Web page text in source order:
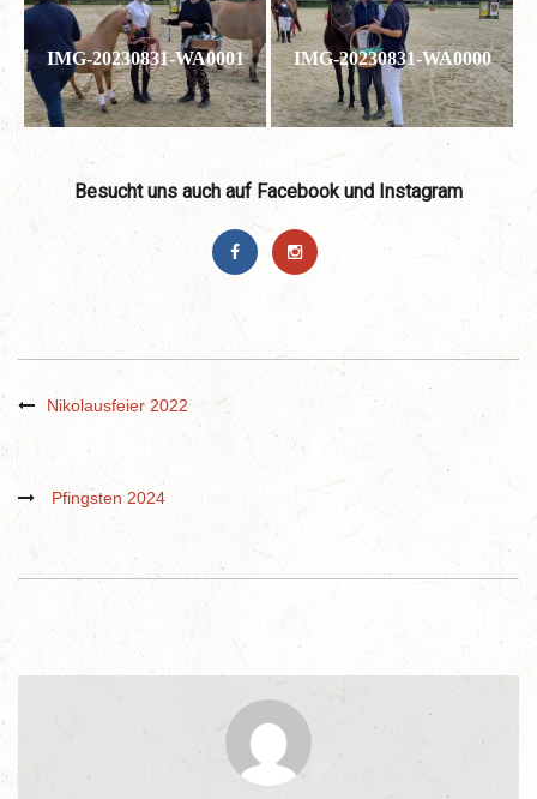
IMG-20230831-WA0001 IMG-20230831-WA0000
Besucht uns auch auf Facebook und Instagram
Nikolausfeier 2022
Pfingsten 2024